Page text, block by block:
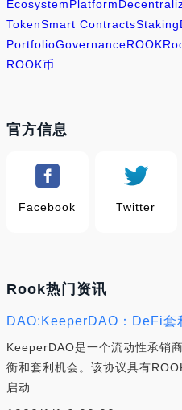
Ecosystem Platform
TokenSmart ContractsStaking
PortfolioGovernanceROOK
ROOK币
官方信息
Facebook Twitter
Rook热门资讯
DAO:KeeperDAO：DeFi套
KeeperDAO是一个流动性承销
衡和套利机会。该协议具有
启动.